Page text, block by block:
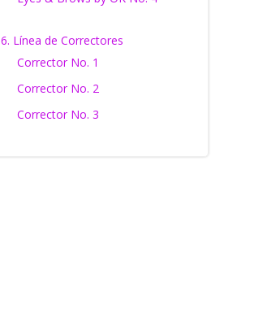
6. Línea de Correctores
Corrector No. 1
Corrector No. 2
Corrector No. 3